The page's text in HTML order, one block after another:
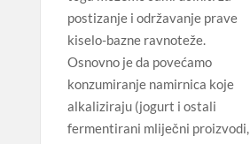
postizanje i održavanje prave
kiselo-bazne ravnoteže.
Osnovno je da povećamo
konzumiranje namirnica koje
alkaliziraju (jogurt i ostali
fermentirani mliječni proizvodi,